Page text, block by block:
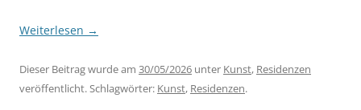
Weiterlesen →
Dieser Beitrag wurde am 30/05/2026 unter Kunst, Residenzen
veröffentlicht. Schlagwörter: Kunst, Residenzen.